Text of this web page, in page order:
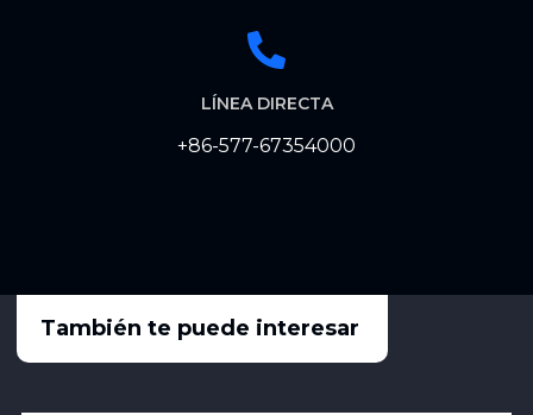
LÍNEA DIRECTA
+86-577-67354000
También te puede interesar